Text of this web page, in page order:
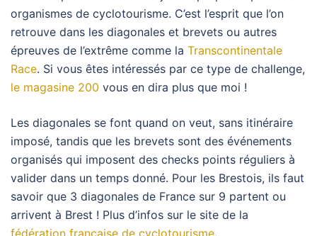
organismes de cyclotourisme. C’est l’esprit que l’on
retrouve dans les diagonales et brevets ou autres
épreuves de l’extrême comme la Transcontinentale
Race. Si vous êtes intéressés par ce type de challenge,
le magasine 200 vous en dira plus que moi !
Les diagonales se font quand on veut, sans itinéraire
imposé, tandis que les brevets sont des événements
organisés qui imposent des checks points réguliers à
valider dans un temps donné. Pour les Brestois, ils faut
savoir que 3 diagonales de France sur 9 partent ou
arrivent à Brest ! Plus d’infos sur le site de la
fédération française de cyclotourisme.